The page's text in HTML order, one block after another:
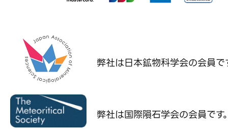
弊社は日本鉱物科学会の会員で
弊社は国際隕石学会の会員です